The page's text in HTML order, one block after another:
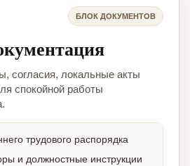
БЛОК ДОКУМЕНТОВ
согласия, локальные акты
спокойной работы
трудового распорядка
и должностные инструкции